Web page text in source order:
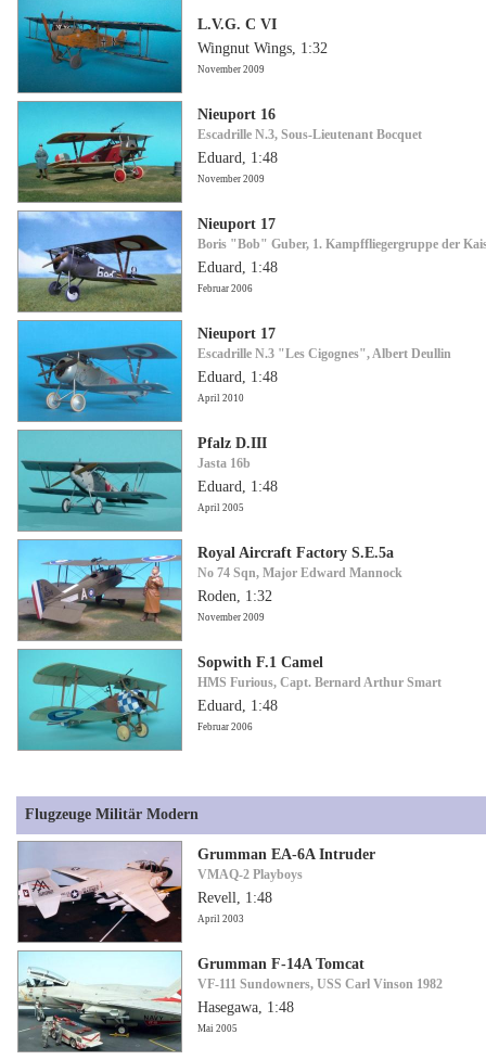
L.V.G. C VI
Wingnut Wings, 1:32
November 2009
Nieuport 16
Escadrille N.3, Sous-Lieutenant Bocquet
Eduard, 1:48
November 2009
Nieuport 17
Boris "Bob" Guber, 1. Kampffliegergruppe der
Eduard, 1:48
Februar 2006
Nieuport 17
Escadrille N.3 "Les Cigognes", Albert Deullin
Eduard, 1:48
April 2010
Pfalz D.III
Jasta 16b
Eduard, 1:48
April 2005
Royal Aircraft Factory S.E.5a
No 74 Sqn, Major Edward Mannock
Roden, 1:32
November 2009
Sopwith F.1 Camel
HMS Furious, Capt. Bernard Arthur Smart
Eduard, 1:48
Februar 2006
Flugzeuge Militär Modern
Grumman EA-6A Intruder
VMAQ-2 Playboys
Revell, 1:48
April 2003
Grumman F-14A Tomcat
VF-111 Sundowners, USS Carl Vinson 1982
Hasegawa, 1:48
Mai 2005